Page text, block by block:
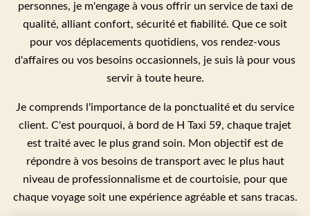
personnes, je m'engage à vous offrir un service de taxi de
qualité, alliant confort, sécurité et fiabilité. Que ce soit
pour vos déplacements quotidiens, vos rendez-vous
d'affaires ou vos besoins occasionnels, je suis là pour vous
servir à toute heure.
Je comprends l'importance de la ponctualité et du service
client. C'est pourquoi, à bord de H Taxi 59, chaque trajet
est traité avec le plus grand soin. Mon objectif est de
répondre à vos besoins de transport avec le plus haut
niveau de professionnalisme et de courtoisie, pour que
chaque voyage soit une expérience agréable et sans tracas.